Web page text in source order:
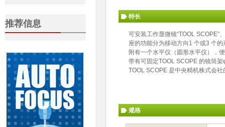
特长
可安装工作显微镜“TOOL SCOPE”
座的功能分为移动方向1 个或3 个
附有一个水平仪（圆形水平仪），
带有可固定TOOL SCOPE 的镜筒
TOOL SCOPE 是中央精机株式会社
规格
推荐信息